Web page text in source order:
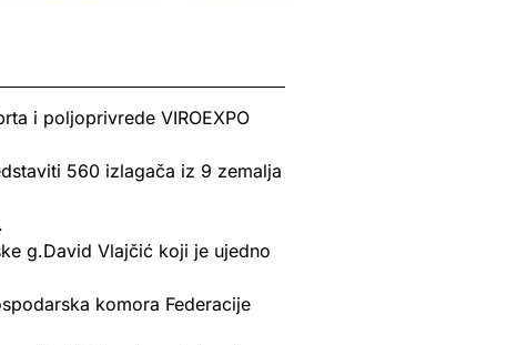
i poljoprivrede VIROEXPO
560 izlagača iz 9 zemalja
g.David Vlajčić koji je ujedno
komora Federacije